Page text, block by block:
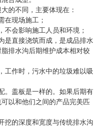
的不同，主要体现在：
在现场施工；
不会影响施工人员和环境；
是直接浇筑而成，是成品排水
排水沟后期维护成本相对较
工作时，污水中的垃圾难以吸
。盖板是一样的。如果后期有
以和他们之间的产品完美匹
挖的深度和宽度与传统排水沟